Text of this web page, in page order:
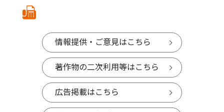
情報提供・ご意見はこちら
著作物の二次利用等はこちら
広告掲載はこちら